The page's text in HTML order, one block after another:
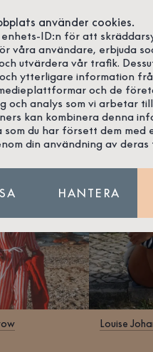
lära känna nya människor,
för havet, kusten, kvalitet,
allt annat magiskt i livet.
dem, som precis som vi
stilrent.
Louise
använder cookies.
ID:n för att
våra användare, erbjuda
utvärdera vår trafik.
ytterligare information
och de
och analys som vi arbetar
kan kombinera denna
som du har försett dem med
din användning av deras
HANTERA